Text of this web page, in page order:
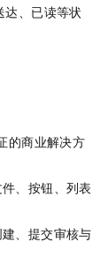
、已读等状
的商业解决方
、按钮、列表
、提交审核与